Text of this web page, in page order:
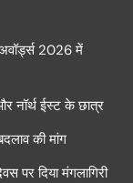
2026 में
नॉर्थ ईस्ट के छात्र
की मांग
पर दिया मंगलागिरी